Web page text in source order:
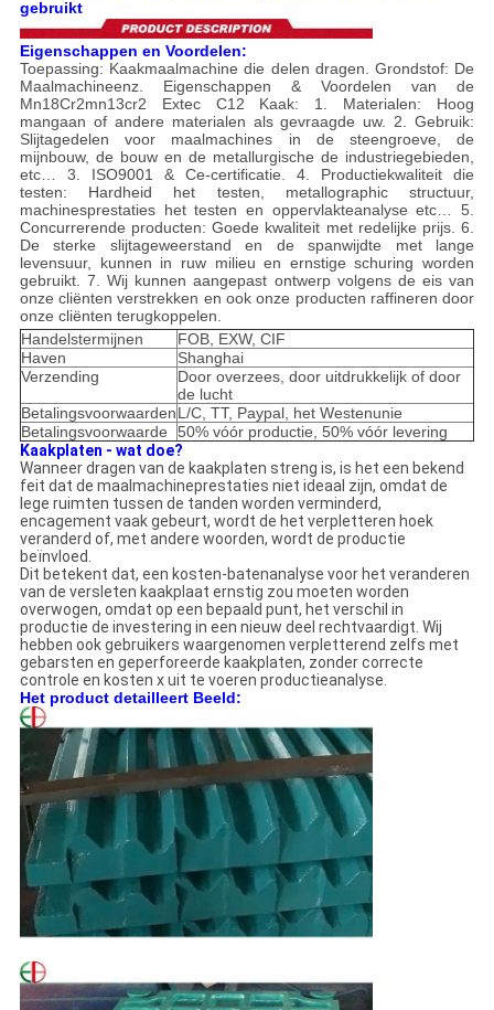
gebruikt
Eigenschappen en Voordelen:
Toepassing: Kaakmaalmachine die delen dragen. Grondstof: De
Maalmachineenz. Eigenschappen & Voordelen van de
Mn18Cr2mn13cr2 Extec C12 Kaak: 1. Materialen: Hoog
mangaan of andere materialen als gevraagde uw. 2. Gebruik:
Slijtagedelen voor maalmachines in de steengroeve, de
mijnbouw, de bouw en de metallurgische de industriegebieden,
etc… 3. ISO9001 & Ce-certificatie. 4. Productiekwaliteit die
testen: Hardheid het testen, metallographic structuur,
machinesprestaties het testen en oppervlakteanalyse etc… 5.
Concurrerende producten: Goede kwaliteit met redelijke prijs. 6.
De sterke slijtageweerstand en de spanwijdte met lange
levensuur, kunnen in ruw milieu en ernstige schuring worden
gebruikt. 7. Wij kunnen aangepast ontwerp volgens de eis van
onze cliënten verstrekken en ook onze producten raffineren door
onze cliënten terugkoppelen.
Handelstermijnen
FOB, EXW, CIF
Haven
Shanghai
Verzending
Door overzees, door uitdrukkelijk of door
de lucht
BetalingsvoorwaardenL/C, TT, Paypal, het Westenunie
Betalingsvoorwaarde
50% vóór productie, 50% vóór levering
Kaakplaten - wat doe?
Wanneer dragen van de kaakplaten streng is, is het een bekend
feit dat de maalmachineprestaties niet ideaal zijn, omdat de
lege ruimten tussen de tanden worden verminderd,
encagement vaak gebeurt, wordt de het verpletteren hoek
veranderd of, met andere woorden, wordt de productie
beïnvloed.
Dit betekent dat, een kosten-batenanalyse voor het veranderen
van de versleten kaakplaat ernstig zou moeten worden
overwogen, omdat op een bepaald punt, het verschil in
productie de investering in een nieuw deel rechtvaardigt. Wij
hebben ook gebruikers waargenomen verpletterend zelfs met
gebarsten en geperforeerde kaakplaten, zonder correcte
controle en kosten x uit te voeren productieanalyse.
Het product detailleert Beeld: